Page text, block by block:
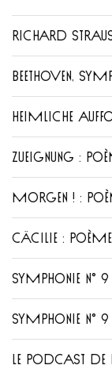
RICHARD
BEETHOVEN,
HEIMLICHE
ZUEIGNUNG :
MORGEN ! :
CÄCILIE : POÈME
SYMPHONIE N°
SYMPHONIE N°
LE PODCAST DE